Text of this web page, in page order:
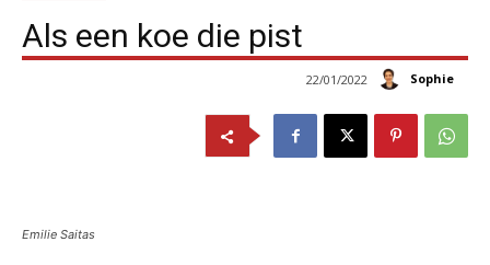
Als een koe die pist
Sophie
22/01/2022
Emilie Saitas